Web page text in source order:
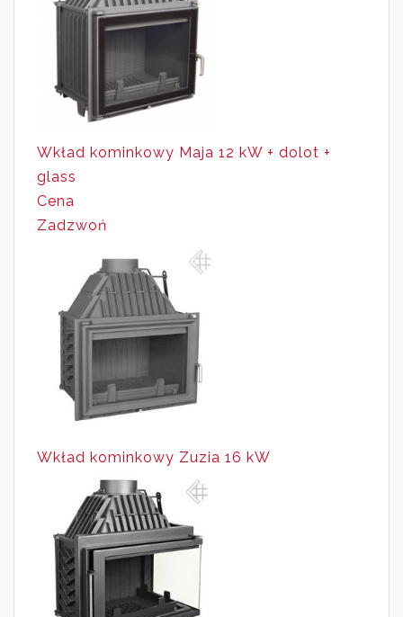
Wkład kominkowy Maja 12 kW + dolot +
glass
Cena
Zadzwoń
Wkład kominkowy Zuzia 16 kW